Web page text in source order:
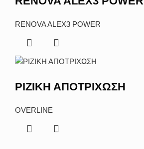
RENOVA ALEX3 POWER
ΡΙΖΙΚΗ ΑΠΟΤΡΙΧΩΣΗ
OVERLINE